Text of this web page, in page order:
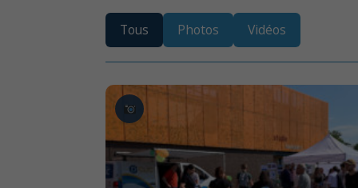
Tous Photos Vidéos